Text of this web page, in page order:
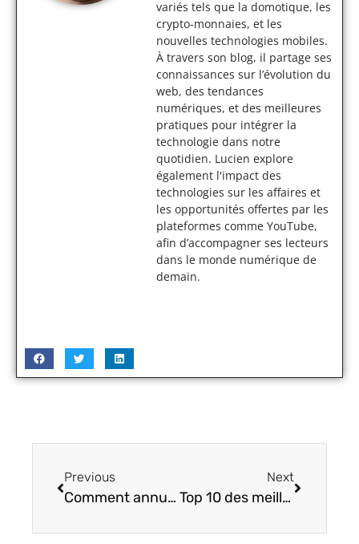
variés tels que la domotique, les
crypto-monnaies, et les
nouvelles technologies mobiles.
À travers son blog, il partage ses
connaissances sur l’évolution du
web, des tendances
numériques, et des meilleures
pratiques pour intégrer la
technologie dans notre
quotidien. Lucien explore
également l'impact des
technologies sur les affaires et
les opportunités offertes par les
plateformes comme YouTube,
afin d’accompagner ses lecteurs
dans le monde numérique de
demain.
Previous
Comment annuler l’abonnement à un compte Audible
Next
Top 10 des meilleures séries Hulu à regarder